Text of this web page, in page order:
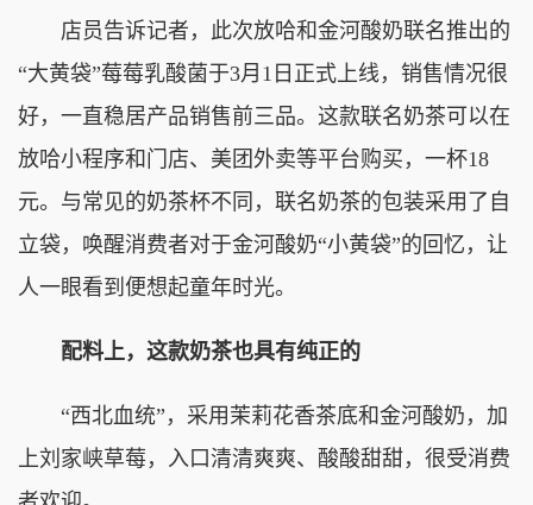
店员告诉记者，此次放哈和金河酸奶联名推出的
“大黄袋”莓莓乳酸菌于3月1日正式上线，销售情况很
好，一直稳居产品销售前三品。这款联名奶茶可以在
放哈小程序和门店、美团外卖等平台购买，一杯18
元。与常见的奶茶杯不同，联名奶茶的包装采用了自
立袋，唤醒消费者对于金河酸奶“小黄袋”的回忆，让
人一眼看到便想起童年时光。
配料上，这款奶茶也具有纯正的
“西北血统”，采用茉莉花香茶底和金河酸奶，加
上刘家峡草莓，入口清清爽爽、酸酸甜甜，很受消费